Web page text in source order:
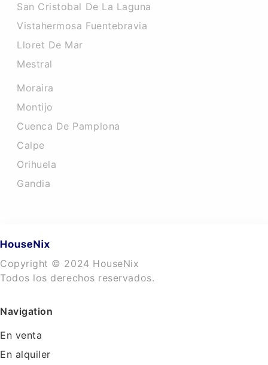
San Cristobal De La Laguna
Vistahermosa Fuentebravia
Lloret De Mar
Mestral
Moraira
Montijo
Cuenca De Pamplona
Calpe
Orihuela
Gandia
Copyright © 2024 HouseNix
Todos los derechos reservados.
Navigation
En venta
En alquiler